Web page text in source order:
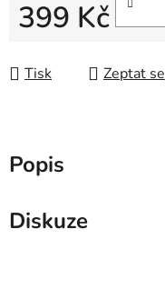
399 Kč
Tisk Zeptat se
Popis
Diskuze